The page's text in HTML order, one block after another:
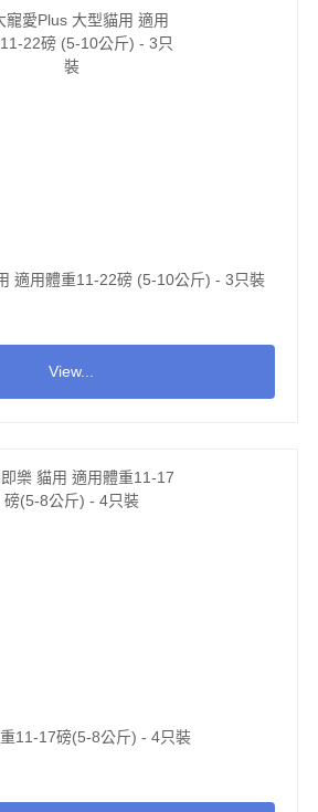
適用體重11-22磅 (5-10公斤) - 3只裝
View...
11-17磅(5-8公斤) - 4只裝